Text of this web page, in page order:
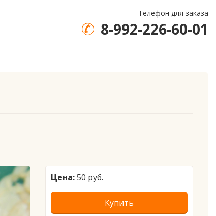
Телефон для заказа
8-992-226-60-01
Цена:50 руб.
Купить